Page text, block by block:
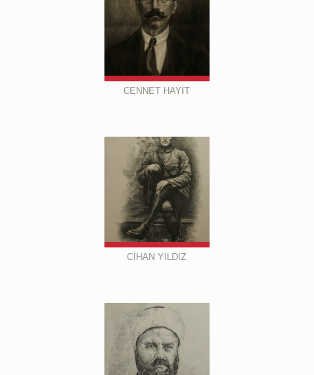
CENNET HAYİT
CİHAN YILDIZ